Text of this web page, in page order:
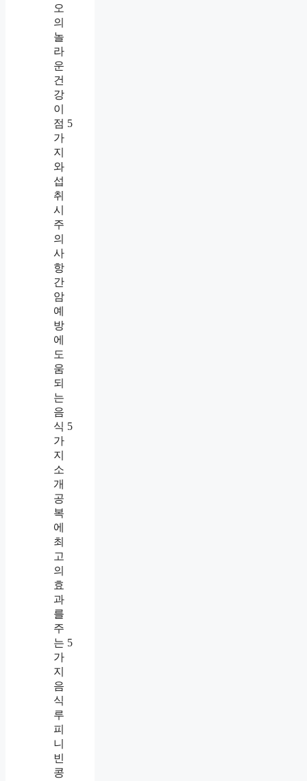
오
의
놀
라
운
건
강
이
점 5
가
지
와
섭
취
시
주
의
사
항
간
암
예
방
에
도
움
되
는
음
식 5
가
지
소
개
공
복
에
최
고
의
효
과
를
주
는 5
가
지
음
식
루
피
니
빈
콩